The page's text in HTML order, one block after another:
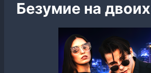
Безумие на двоих